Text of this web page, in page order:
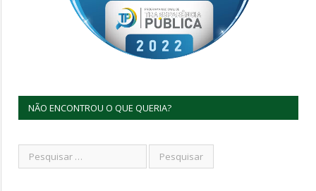
NÃO ENCONTROU O QUE QUERIA?